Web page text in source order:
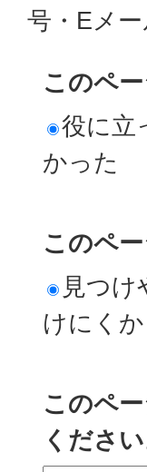
号・Eメ
このペ
役に立
かった
このペ
見つけ
けにく
このペ
ください